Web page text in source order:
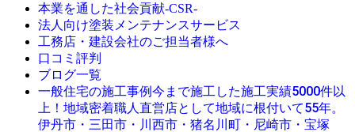
本業を通した社会貢献-CSR-
法人向け塗装メンテナンスサービス
工務店・建設会社のご担当者様へ
口コミ評判
ブログ一覧
一般住宅の施工事例今まで施工した施工実績5000件以
上！地域密着職人直営店として地域に根付いて55年。
伊丹市・三田市・川西市・猪名川町・尼崎市・宝塚